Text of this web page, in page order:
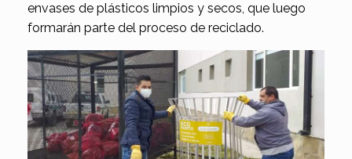
envases de plásticos limpios y secos, que luego
formarán parte del proceso de reciclado.